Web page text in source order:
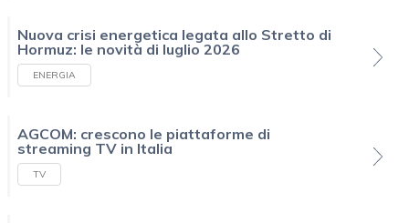
Nuova crisi energetica legata allo Stretto di
Hormuz: le novità di luglio 2026
ENERGIA
AGCOM: crescono le piattaforme di
streaming TV in Italia
TV